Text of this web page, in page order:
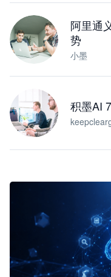
阿里通
势
小墨
积墨AI